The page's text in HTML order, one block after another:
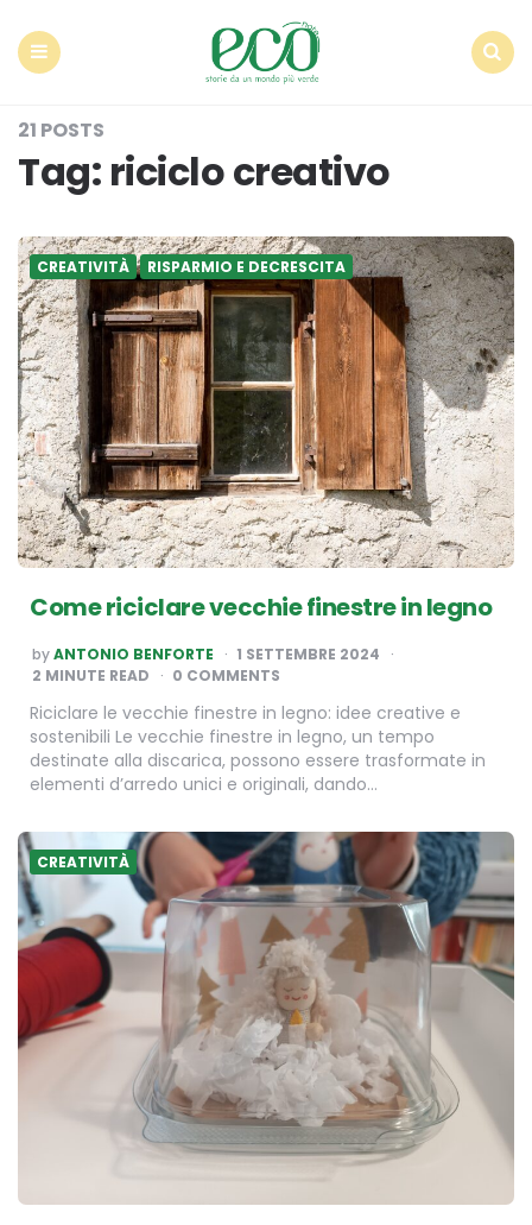
21 POSTS
Tag: riciclo creativo
CREATIVITÀ RISPARMIO E DECRESCITA
Come riciclare vecchie finestre in legno
POSTED
BY
byANTONIO BENFORTE
1 SETTEMBRE 2024
2 MINUTE READ 0 COMMENTS
Riciclare le vecchie finestre in legno: idee creative e
sostenibili Le vecchie finestre in legno, un tempo
destinate alla discarica, possono essere trasformate in
elementi d’arredo unici e originali, dando…
CREATIVITÀ